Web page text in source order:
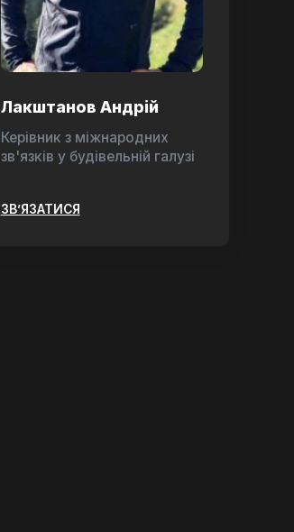
Лакштанов Андрій
Керівник з міжнародних
зв'язків у будівельній галузі
ЗВ’ЯЗАТИСЯ